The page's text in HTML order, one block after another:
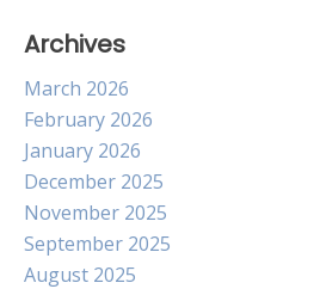
Archives
March 2026
February 2026
January 2026
December 2025
November 2025
September 2025
August 2025